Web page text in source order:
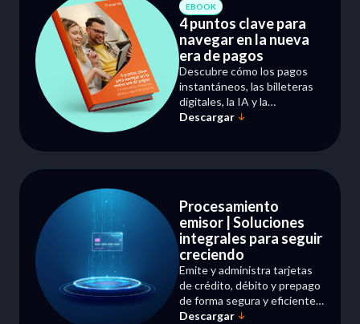
EBOOK
4 puntos clave para
navegar en la nueva
era de pagos
Descubre cómo los pagos
instantáneos, las billeteras
digitales, la IA y la
ciberseguridad están
Descargar
Procesamiento
emisor | Soluciones
integrales para seguir
creciendo
Emite y administra tarjetas
de crédito, débito y prepago
de forma segura y eficiente,
con una solución diseñada
Descargar